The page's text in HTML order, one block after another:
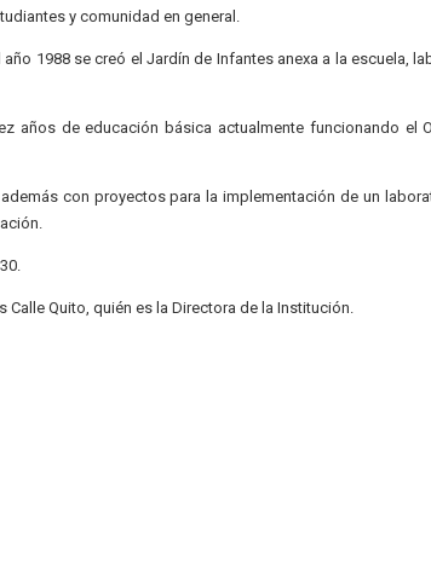
y comunidad en general.
1988 se creó el Jardín de Infantes anexa a la escuela,
años de educación básica actualmente funcionando el
con proyectos para la implementación de un
Quito, quién es la Directora de la Institución.